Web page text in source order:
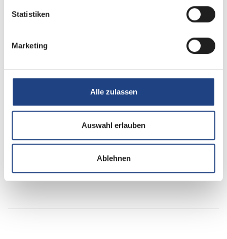
Statistiken
Marketing
Alle zulassen
Auswahl erlauben
Ablehnen
Multimedia
Navigationssystem
Apple CarPlay
DAB Radio